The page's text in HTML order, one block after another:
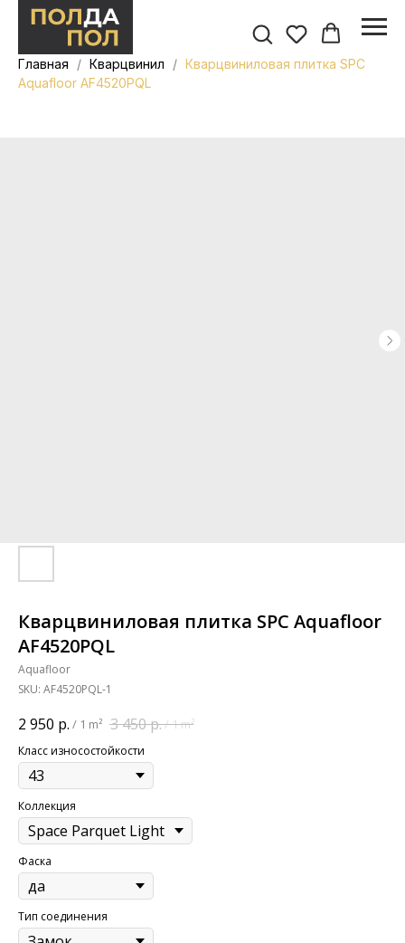
Главная Кварцвинил
Кварцвиниловая плитка SPC
Aquafloor AF4520PQL
Кварцвиниловая плитка SPC Aquafloor
AF4520PQL
Aquafloor
SKU: AF4520PQL-1
2 950 р. / 1 m² 3 450р./1 m²
Класс износостойкости
Коллекция
Фаска
Тип соединения